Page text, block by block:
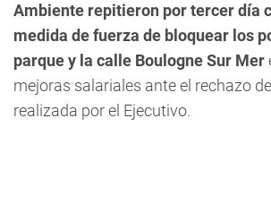
Ambiente repitieron por tercer día
medida de fuerza de bloquear los
parque y la calle Boulogne Sur Mer
mejoras salariales ante el rechazo
realizada por el Ejecutivo.